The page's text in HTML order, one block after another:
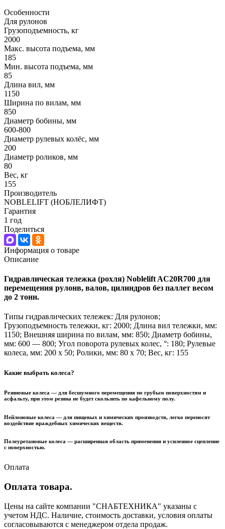
Особенности
Для рулонов
Грузоподъемность, кг
2000
Макс. высота подъема, мм
185
Мин. высота подъема, мм
85
Длина вил, мм
1150
Ширина по вилам, мм
850
Диаметр бобины, мм
600-800
Диаметр рулевых колёс, мм
200
Диаметр роликов, мм
80
Вес, кг
155
Производитель
NOBLELIFT (НОБЛЕЛИФТ)
Гарантия
1 год
Поделиться
Информация о товаре
Описание
Гидравлическая тележка (рохля) Noblelift AC20R700 для
перемещения рулонв, валов, цилиндров без паллет весом
до 2 тонн.
Типы гидравлических тележек: Для рулонов;
Грузоподъемность тележки, кг: 2000; Длина вил тележки, мм:
1150; Внешняя ширина по вилам, мм: 850; Диаметр бобины,
мм: 600 — 800; Угол поворота рулевых колес, °: 180; Рулевые
колеса, мм: 200 х 50; Ролики, мм: 80 х 70; Вес, кг: 155
Какие выбрать колеса?
Резиновые колеса — для бесшумного перемещения по грубым поверхностям и
асфальту, при этом резина не будет скользить по кафельному полу.
Нейлоновые колеса — для пищевых и химических производств, легко переносят
воздействие враждебных химических веществ.
Полеуретановые колеса — расширенная область применения и усиленное сцепление
с поверхностью.
Оплата
Оплата товара.
Цены на сайте компании "СНАБТЕХНИКА" указаны с
учетом НДС. Наличие, стоимость доставки, условия оплаты
согласовываются с менеджером отдела продаж.